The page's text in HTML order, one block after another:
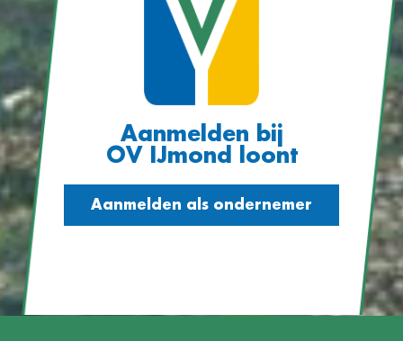
Aanmelden bij
OV IJmond loont
Aanmelden als ondernemer